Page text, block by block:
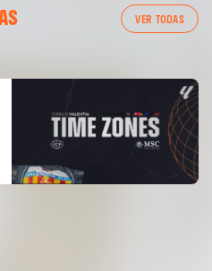
VER TODAS
CF 04/03/26